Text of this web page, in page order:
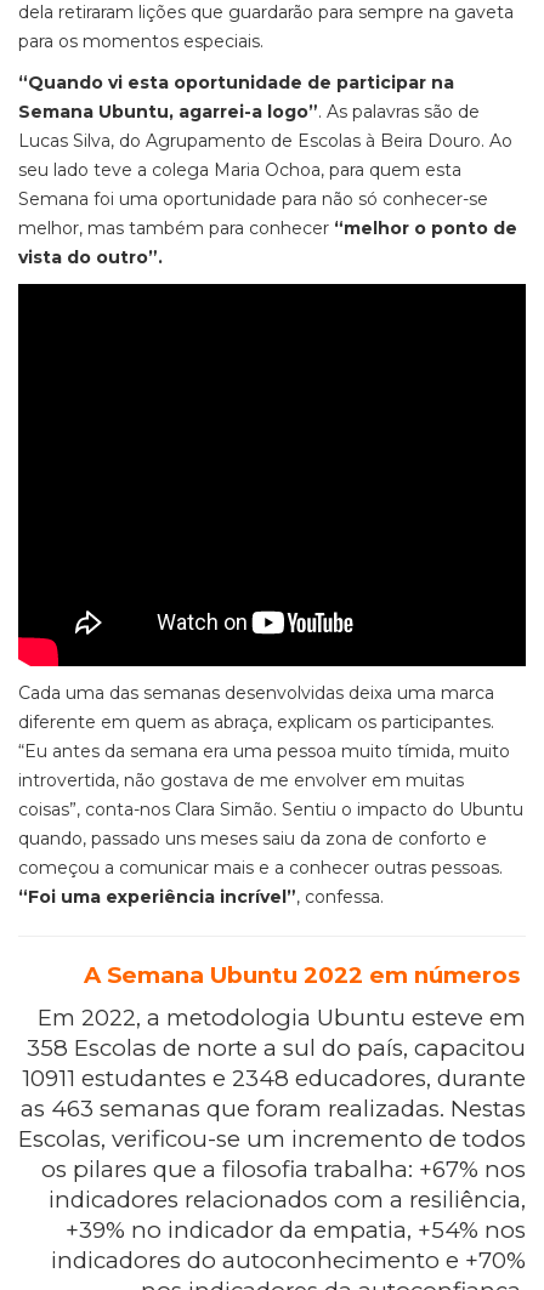
dela retiraram lições que guardarão para sempre na gaveta
para os momentos especiais.
“Quando vi esta oportunidade de participar na
Semana Ubuntu, agarrei-a logo”. As palavras são de
Lucas Silva, do Agrupamento de Escolas à Beira Douro. Ao
seu lado teve a colega Maria Ochoa, para quem esta
Semana foi uma oportunidade para não só conhecer-se
melhor, mas também para conhecer “melhor o ponto de
vista do outro”.
Cada uma das semanas desenvolvidas deixa uma marca
diferente em quem as abraça, explicam os participantes.
“Eu antes da semana era uma pessoa muito tímida, muito
introvertida, não gostava de me envolver em muitas
coisas”, conta-nos Clara Simão. Sentiu o impacto do Ubuntu
quando, passado uns meses saiu da zona de conforto e
começou a comunicar mais e a conhecer outras pessoas.
“Foi uma experiência incrível”, confessa.
A Semana Ubuntu 2022 em números
Em 2022, a metodologia Ubuntu esteve em
358 Escolas de norte a sul do país, capacitou
10911 estudantes e 2348 educadores, durante
as 463 semanas que foram realizadas. Nestas
Escolas, verificou-se um incremento de todos
os pilares que a filosofia trabalha: +67% nos
indicadores relacionados com a resiliência,
+39% no indicador da empatia, +54% nos
indicadores do autoconhecimento e +70%